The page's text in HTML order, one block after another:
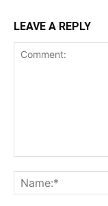
LEAVE A REPLY